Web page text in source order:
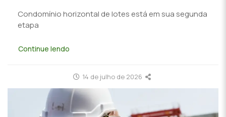
Condomínio horizontal de lotes está em sua segunda
etapa
Continue lendo
14 de julho de 2026